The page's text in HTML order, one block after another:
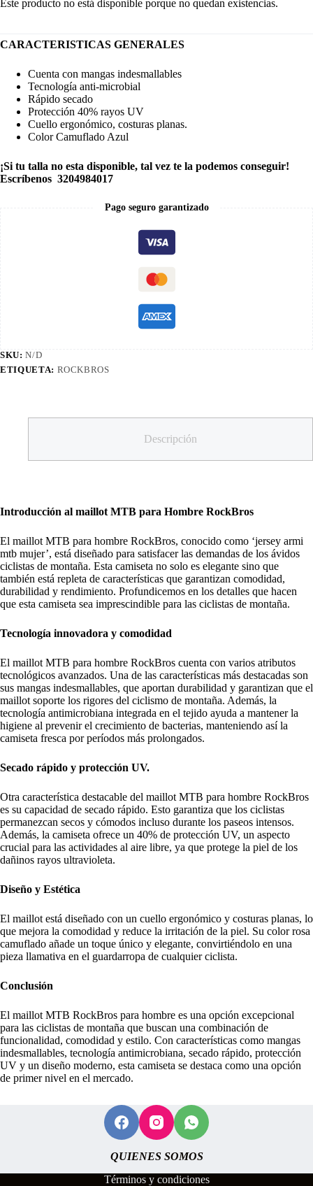
Este producto no está disponible porque no quedan existencias.
CARACTERISTICAS GENERALES
Cuenta con mangas indesmallables
Tecnología anti-microbial
Rápido secado
Protección 40% rayos UV
Cuello ergonómico, costuras planas.
Color Camuflado Azul
¡Si tu talla no esta disponible, tal vez te la podemos conseguir!
Escríbenos 3204984017
Pago seguro garantizado
SKU:N/D
ETIQUETA: ROCKBROS
Descripción
Introducción al maillot MTB para Hombre RockBros
El maillot MTB para hombre RockBros, conocido como ‘jersey armi
mtb mujer’, está diseñado para satisfacer las demandas de los ávidos
ciclistas de montaña. Esta camiseta no solo es elegante sino que
también está repleta de características que garantizan comodidad,
durabilidad y rendimiento. Profundicemos en los detalles que hacen
que esta camiseta sea imprescindible para las ciclistas de montaña.
Tecnología innovadora y comodidad
El maillot MTB para hombre RockBros cuenta con varios atributos
tecnológicos avanzados. Una de las características más destacadas son
sus mangas indesmallables, que aportan durabilidad y garantizan que el
maillot soporte los rigores del ciclismo de montaña. Además, la
tecnología antimicrobiana integrada en el tejido ayuda a mantener la
higiene al prevenir el crecimiento de bacterias, manteniendo así la
camiseta fresca por períodos más prolongados.
Secado rápido y protección UV.
Otra característica destacable del maillot MTB para hombre RockBros
es su capacidad de secado rápido. Esto garantiza que los ciclistas
permanezcan secos y cómodos incluso durante los paseos intensos.
Además, la camiseta ofrece un 40% de protección UV, un aspecto
crucial para las actividades al aire libre, ya que protege la piel de los
dañinos rayos ultravioleta.
Diseño y Estética
El maillot está diseñado con un cuello ergonómico y costuras planas, lo
que mejora la comodidad y reduce la irritación de la piel. Su color rosa
camuflado añade un toque único y elegante, convirtiéndolo en una
pieza llamativa en el guardarropa de cualquier ciclista.
Conclusión
El maillot MTB RockBros para hombre es una opción excepcional
para las ciclistas de montaña que buscan una combinación de
funcionalidad, comodidad y estilo. Con características como mangas
indesmallables, tecnología antimicrobiana, secado rápido, protección
UV y un diseño moderno, esta camiseta se destaca como una opción
de primer nivel en el mercado.
QUIENES SOMOS
Términos y condiciones